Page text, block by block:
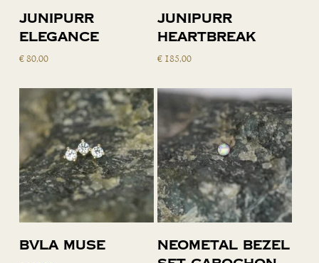
Toevoegen
aan
Junipurr
Elegance
€80,00
Toevoegen
aan
Junipurr
Heartbreak
€ 185,00
BVLA Muse
Toevoegen
aan
Neometal bezel